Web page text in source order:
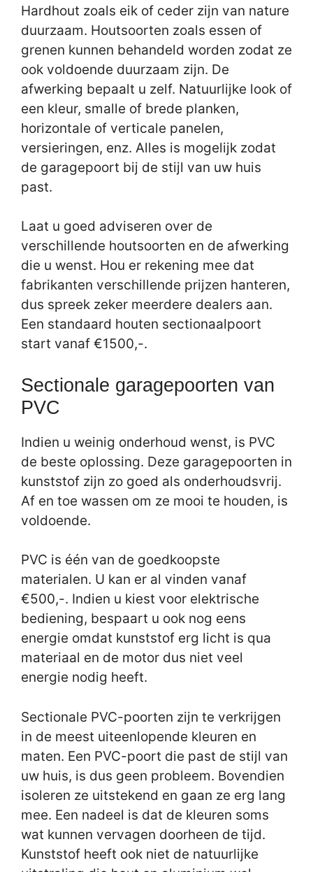
Hardhout zoals eik of ceder zijn van nature
duurzaam. Houtsoorten zoals essen of
grenen kunnen behandeld worden zodat ze
ook voldoende duurzaam zijn. De
afwerking bepaalt u zelf. Natuurlijke look of
een kleur, smalle of brede planken,
horizontale of verticale panelen,
versieringen, enz. Alles is mogelijk zodat
de garagepoort bij de stijl van uw huis
past.
Laat u goed adviseren over de
verschillende houtsoorten en de afwerking
die u wenst. Hou er rekening mee dat
fabrikanten verschillende prijzen hanteren,
dus spreek zeker meerdere dealers aan.
Een standaard houten sectionaalpoort
start vanaf €1500,-.
Sectionale garagepoorten van
PVC
Indien u weinig onderhoud wenst, is PVC
de beste oplossing. Deze garagepoorten in
kunststof zijn zo goed als onderhoudsvrij.
Af en toe wassen om ze mooi te houden, is
voldoende.
PVC is één van de goedkoopste
materialen. U kan er al vinden vanaf
€500,-. Indien u kiest voor elektrische
bediening, bespaart u ook nog eens
energie omdat kunststof erg licht is qua
materiaal en de motor dus niet veel
energie nodig heeft.
Sectionale PVC-poorten zijn te verkrijgen
in de meest uiteenlopende kleuren en
maten. Een PVC-poort die past de stijl van
uw huis, is dus geen probleem. Bovendien
isoleren ze uitstekend en gaan ze erg lang
mee. Een nadeel is dat de kleuren soms
wat kunnen vervagen doorheen de tijd.
Kunststof heeft ook niet de natuurlijke